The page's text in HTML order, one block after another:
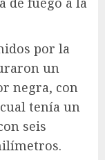
por la
un
negra, con
tenía un
seis